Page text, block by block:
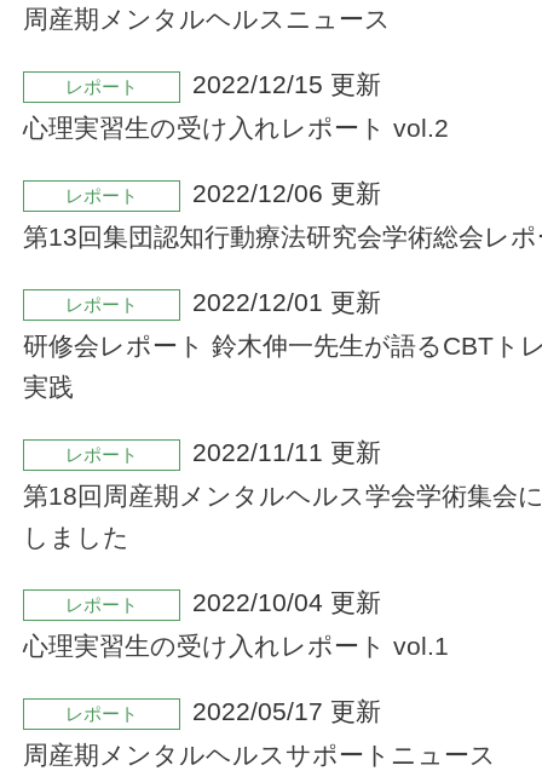
周産期メンタルヘルスニュース
レポート
2022/12/15 更新
心理実習生の受け入れレポート vol.2
レポート
2022/12/06 更新
第13回集団認知行動療法研究会学術総会レ
レポート
2022/12/01 更新
研修会レポート 鈴木伸一先生が語るCBTト
実践
レポート
2022/11/11 更新
第18回周産期メンタルヘルス学会学術集会
しました
レポート
2022/10/04 更新
心理実習生の受け入れレポート vol.1
レポート
2022/05/17 更新
周産期メンタルヘルスサポートニュース